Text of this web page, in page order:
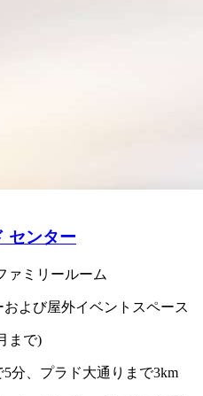
センター
ァミリールーム
よび屋外イベントスペース
まで)
分、プラド大通りまで3km